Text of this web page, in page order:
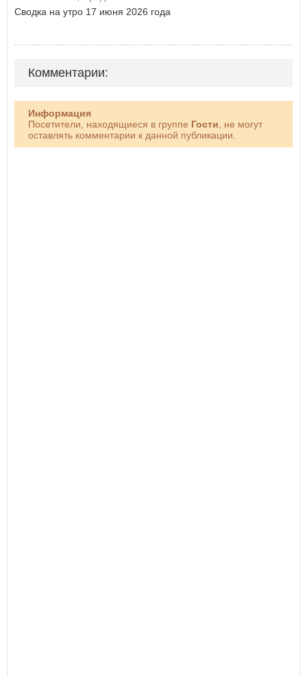
Сводка на утро 17 июня 2026 года
Комментарии:
Информация
Посетители, находящиеся в группе Гости , не могут
оставлять комментарии к данной публикации.